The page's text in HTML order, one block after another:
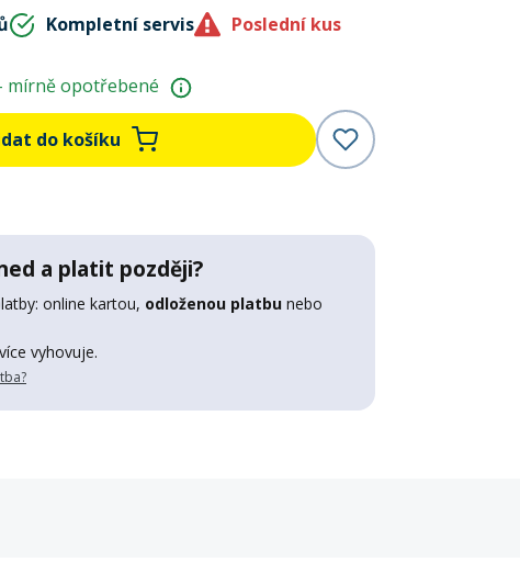
Kompletní servis Poslední kus
mírně opotřebené
do košíku
a platit později?
online kartou, odloženou platbu nebo
vyhovuje.